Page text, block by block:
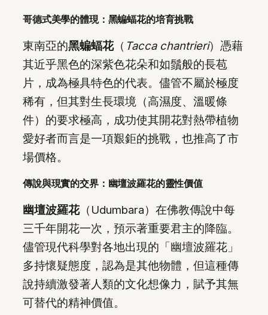
哥德式美學的體現：黑蝙蝠花的培育挑戰
東南亞的黑蝙蝠花（ Tacca chantrieri）憑藉
其近乎黑色的深紫色花朵和如鬚般的長苞
片，成為極具特色的代表。儘管不屬於極度
稀有，但其對生長環境（高濕度、溫暖條
件）的要求極高，成功使其開花對熱帶植物
愛好者而言是一項艱鉅的挑戰，也推高了市
場價格。
傳說與現實的交界：幽壇波羅花的靈性價值
幽壇波羅花（Udumbara）在佛教傳說中每
三千年開花一次，預示著重要君主的降臨。
儘管現代科學對各地出現的「幽壇波羅花」
多持懷疑態度，認為是其他物體，但這種傳
說持續激發著人類的文化想像力，賦予其無
可替代的精神價值。